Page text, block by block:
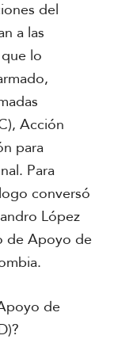
del
a las
lo
Acción
para
Para
conversó
López
de Apoyo de
de